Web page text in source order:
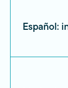
Español: